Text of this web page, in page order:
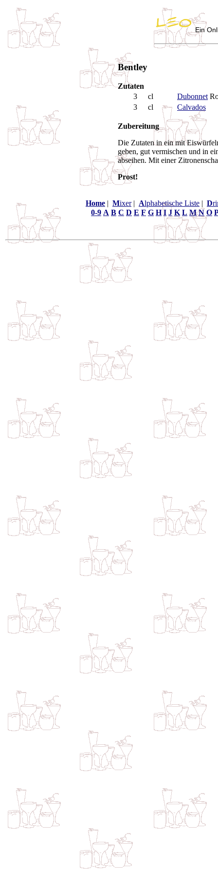
Ein
Bentley
Zutaten
3
cl Dubonnet
3
cl Calvados
Zubereitung
Die Zutaten in ein mit
geben, gut vermischen und in
abseihen. Mit einer
Prost!
Home | Mixer| Alphabetische Liste | D
0-9 A B C D E F G H I J K L M N O